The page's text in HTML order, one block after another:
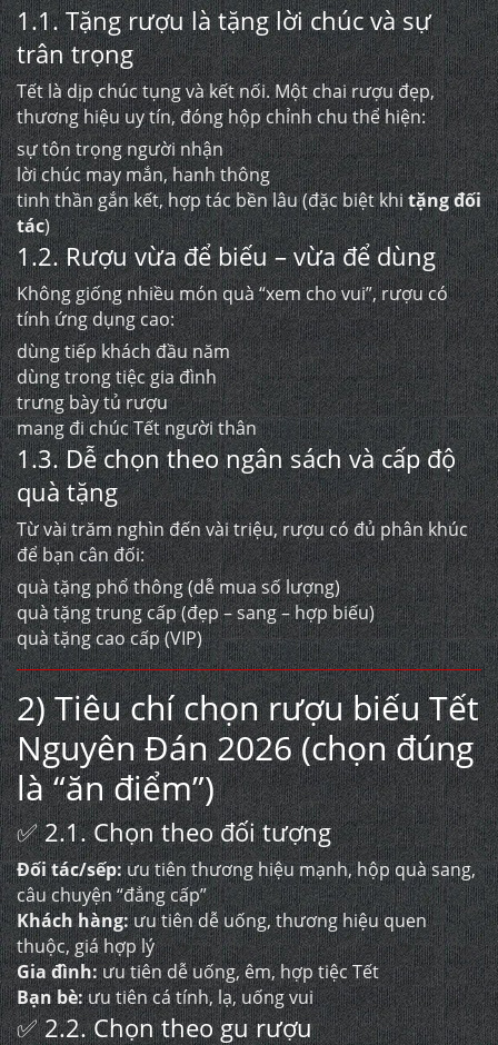
1.1. Tặng rượu là tặng lời chúc và sự
trân trọng
Tết là dịp chúc tụng và kết nối. Một chai rượu đẹp,
thương hiệu uy tín, đóng hộp chỉnh chu thể hiện:
sự tôn trọng người nhận
lời chúc may mắn, hanh thông
tinh thần gắn kết, hợp tác bền lâu (đặc biệt khitặng đối
tác)
1.2. Rượu vừa để biếu – vừa để dùng
Không giống nhiều món quà “xem cho vui”, rượu có
tính ứng dụng cao:
dùng tiếp khách đầu năm
dùng trong tiệc gia đình
trưng bày tủ rượu
mang đi chúc Tết người thân
1.3. Dễ chọn theo ngân sách và cấp độ
quà tặng
Từ vài trăm nghìn đến vài triệu, rượu có đủ phân khúc
để bạn cân đối:
quà tặng phổ thông (dễ mua số lượng)
quà tặng trung cấp (đẹp – sang – hợp biếu)
quà tặng cao cấp (VIP)
2) Tiêu chí chọn rượu biếu Tết
Nguyên Đán 2026 (chọn đúng
là “ăn điểm”)
✅ 2.1. Chọn theo đối tượng
Đối tác/sếp:ưu tiên thương hiệu mạnh, hộp quà sang,
câu chuyện “đẳng cấp”
Khách hàng:ưu tiên dễ uống, thương hiệu quen
thuộc, giá hợp lý
Gia đình:ưu tiên dễ uống, êm, hợp tiệc Tết
Bạn bè:ưu tiên cá tính, lạ, uống vui
✅ 2.2. Chọn theo gu rượu